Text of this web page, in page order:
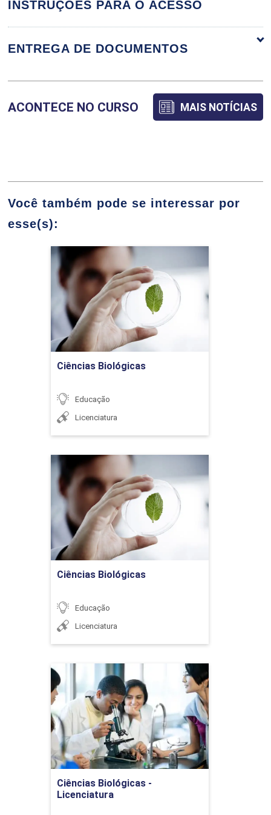
aprendizagem na escola
A função social das
práticas educativas e dos
processos de
Necessidade curricular
frente às dificuldades de
aprendizagem
EDUCAÇÃO A DISTÂNCIA E
EDUCAÇÃO TECNOLÓGICA
As tecnologias da
informação e comunicação,
A tecnologia digital e as
práticas educativas não
formais
Tecnologia e Educação
Inclusiva
As relações entre
professor/aluno no
processo de ensino e
aprendizagem
INSTRUÇÕES PARA O ACESSO
ENTREGA DE DOCUMENTOS
ACONTECE NO CURSO MAIS NOTÍCIAS
Você também pode se interessar por
esse(s):
Ciências Biológicas
Educação
Licenciatura
Ciências Biológicas
Detalhes do curso
Ir para Inscrição
Ciências Biológicas
Educação
Licenciatura
Ciências Biológicas
Detalhes do curso
Ir para Inscrição
Ciências Biológicas -
Licenciatura
Ciências Biológicas -
Licenciatura
Detalhes do curso
Ir para Inscrição